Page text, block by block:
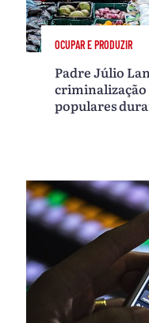
OCUPAR E PRODUZIR
Padre Júlio
populares